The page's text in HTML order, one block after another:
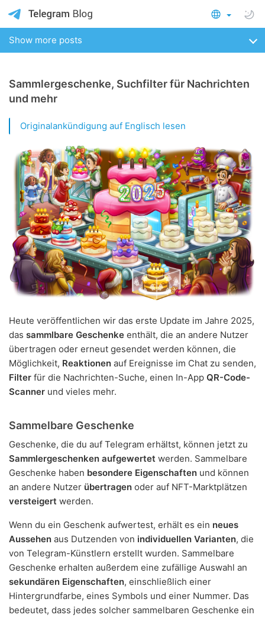
Show more posts
Sammlergeschenke, Suchfilter für Nachrichten
und mehr
Originalankündigung auf Englisch lesen
Heute veröffentlichen wir das erste Update im Jahre 2025,
das sammlbare Geschenke enthält, die an andere Nutzer
übertragen oder erneut gesendet werden können, die
Möglichkeit, Reaktionen auf Ereignisse im Chat zu senden,
Filter für die Nachrichten-Suche, einen In-App QR-Code-
Scanner und vieles mehr.
Sammelbare Geschenke
Geschenke, die du auf Telegram erhältst, können jetzt zu
Sammlergeschenken aufgewertet werden. Sammelbare
Geschenke haben besondere Eigenschaften und können
an andere Nutzer übertragen oder auf NFT-Marktplätzen
versteigert werden.
Wenn du ein Geschenk aufwertest, erhält es ein neues
Aussehen aus Dutzenden von individuellen Varianten, die
von Telegram-Künstlern erstellt wurden. Sammelbare
Geschenke erhalten außerdem eine zufällige Auswahl an
sekundären Eigenschaften, einschließlich einer
Hintergrundfarbe, eines Symbols und einer Nummer. Das
bedeutet, dass jedes solcher sammelbaren Geschenke ein